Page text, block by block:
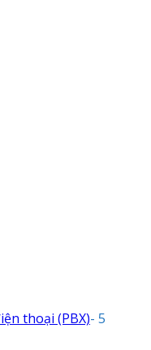
thoại (PBX)- 5